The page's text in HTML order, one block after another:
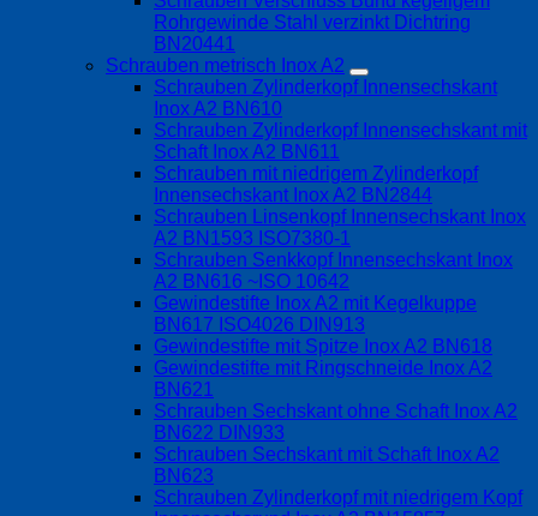
Rohrgewinde Stahl verzinkt Dichtring
BN20441
Schrauben metrisch Inox A2
Schrauben Zylinderkopf Innensechskant
Inox A2 BN610
Schrauben Zylinderkopf Innensechskant mit
Schaft Inox A2 BN611
Schrauben mit niedrigem Zylinderkopf
Innensechskant Inox A2 BN2844
Schrauben Linsenkopf Innensechskant Inox
A2 BN1593 ISO7380-1
Schrauben Senkkopf Innensechskant Inox
A2 BN616 ~ISO 10642
Gewindestifte Inox A2 mit Kegelkuppe
BN617 ISO4026 DIN913
Gewindestifte mit Spitze Inox A2 BN618
Gewindestifte mit Ringschneide Inox A2
BN621
Schrauben Sechskant ohne Schaft Inox A2
BN622 DIN933
Schrauben Sechskant mit Schaft Inox A2
BN623
Schrauben Zylinderkopf mit niedrigem Kopf